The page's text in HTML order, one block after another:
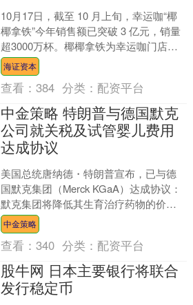
10月17日，截至 10 月上旬，幸运咖“椰
椰拿铁”今年销售额已突破 3 亿元，销量
超3000万杯。椰椰拿铁为幸运咖门店常
规产品之一，定位“高质平价”，采用优
质....
海证资本
查看：384 分类： 配资平台
中金策略 特朗普与德国默克
公司就关税及试管婴儿费用
达成协议
美国总统唐纳德・特朗普宣布，已与德
国默克集团（Merck KGaA）达成协议：
默克集团将降低其生育治疗药物的价
格，以此换取美国政府暂缓实施拟议中
的关税。此举是特....
中金策略
查看：340 分类： 配资平台
股牛网 日本主要银行将联合
发行稳定币